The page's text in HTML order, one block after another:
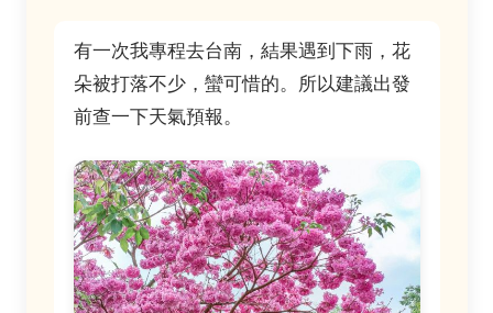
有一次我專程去台南，結果遇到下雨，花
朵被打落不少，蠻可惜的。所以建議出發
前查一下天氣預報。